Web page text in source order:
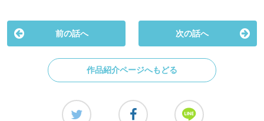
前の話へ 次の話へ
作品紹介ページへもどる